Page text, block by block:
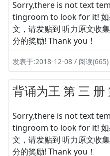
Sorry,there is not text
tingroom to look for it! 如
文，请发贴到 听力原文收
分的奖励! Thank you！
发表于:2018-12-08 / 阅读
背诵为王 第 三 册
Sorry,there is not text
tingroom to look for it! 如
文，请发贴到 听力原文收
分的奖励! Thank you！